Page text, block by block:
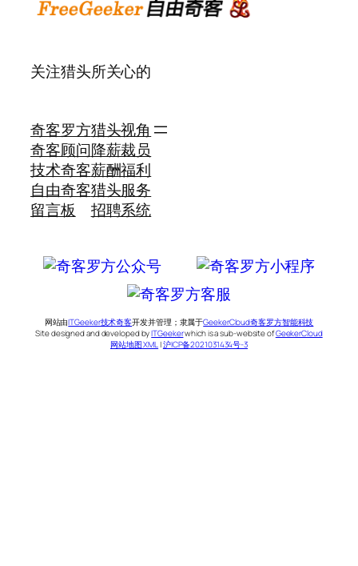
关注猎头所关心的
奇客罗方
奇客顾问
技术奇客
自由奇客
留言板
猎头视角
降薪裁员
薪酬福利
猎头服务
招聘系统
网站由ITGeeker技术奇客开发并管理；隶属于GeekerCloud奇客罗方智能科技
Site designed and developed byITGeekerwhich is a sub-website ofGeekerCloud
网站地图 XML |沪ICP备2021031434号-3